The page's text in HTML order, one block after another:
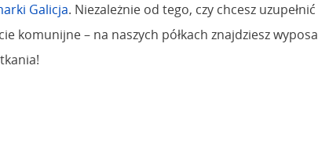
Galicja. Niezależnie od tego, czy chcesz
komunijne – na naszych półkach znajdziesz